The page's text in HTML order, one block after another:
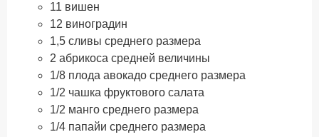
11 вишен
12 виноградин
1,5 сливы среднего размера
2 абрикоса средней величины
1/8 плода авокадо среднего размера
1/2 чашка фруктового салата
1/2 манго среднего размера
1/4 папайи среднего размера